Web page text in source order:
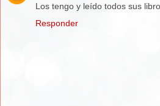
Los tengo y leído todos sus
Responder